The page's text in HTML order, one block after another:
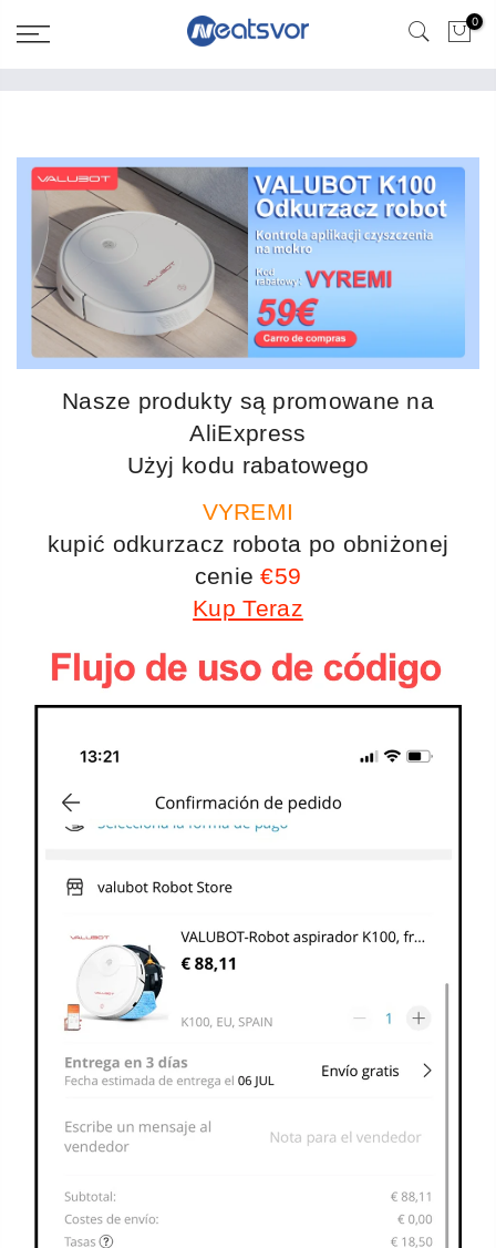
0
Nasze produkty są promowane na
AliExpress
Użyj kodu rabatowego
VYREMI
kupić odkurzacz robota po obniżonej
cenie €59
Kup Teraz